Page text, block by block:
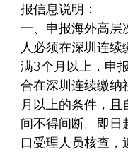
报信息说明：
一、申报海外高层
人必须在深圳连续
满3个月以上，申
合在深圳连续缴纳
月以上的条件，且
间不得间断。即日
口受理人员核查